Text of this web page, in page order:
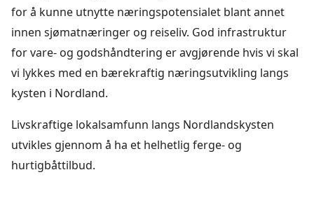
for å kunne utnytte næringspotensialet blant annet
innen sjømatnæringer og reiseliv. God infrastruktur
for vare- og godshåndtering er avgjørende hvis vi skal
vi lykkes med en bærekraftig næringsutvikling langs
kysten i Nordland.
Livskraftige lokalsamfunn langs Nordlandskysten
utvikles gjennom å ha et helhetlig ferge- og
hurtigbåttilbud.